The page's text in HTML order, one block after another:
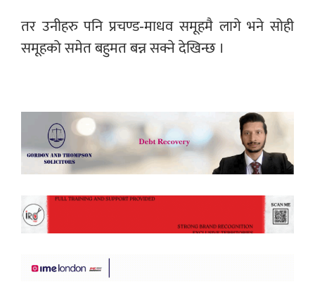
तर उनीहरु पनि प्रचण्ड-माधव समूहमै लागे भने सोही
समूहको समेत बहुमत बन्न सक्ने देखिन्छ ।